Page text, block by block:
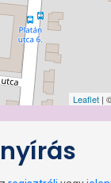
Leaflet |